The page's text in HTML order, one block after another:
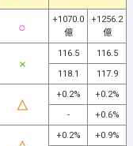
+1070.0
億
+1256.2
億
116.5
116.5
118.1 117.9
+0.2%
+0.2%
-
+0.6%
+0.2%
+0.9%